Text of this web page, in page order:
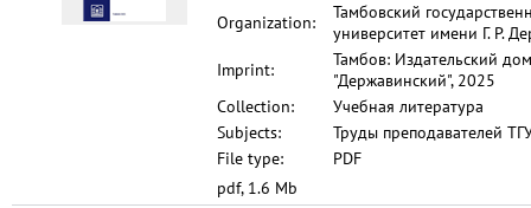
Organization:
Тамбовский
университет имени Г. Р.
Imprint:
Тамбов: Издательский дом
"Державинский", 2025
Collection:
Учебная литература
Subjects:
Труды преподавателей
File type:
PDF
pdf, 1.6 Mb